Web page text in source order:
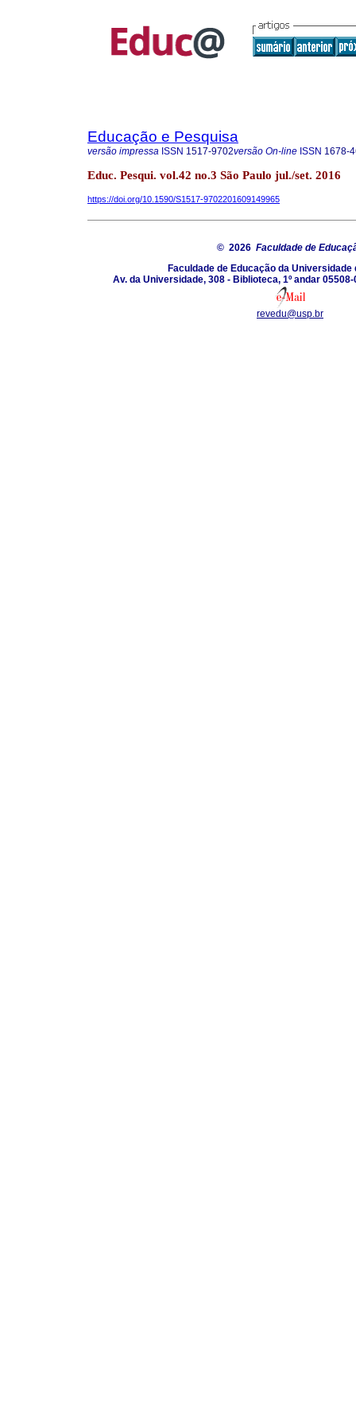
Educação e Pesquisa
versão impressa ISSN 1517-9702versão On-line ISSN 1678-
Educ. Pesqui. vol.42 no.3 São Paulo jul./set. 2016
https://doi.org/10.1590/S1517-9702201609149965
© 2026 Faculdade de
Faculdade de Educação da Universidade
Av. da Universidade, 308 - Biblioteca, 1º andar
revedu@usp.br